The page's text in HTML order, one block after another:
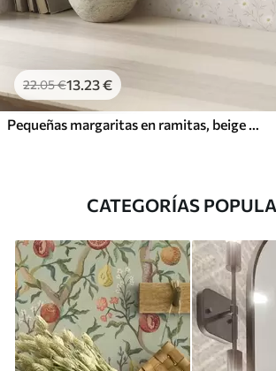
22.05€13.23€
Pequeñas margaritas en ramitas, beige cálido
CATEGORÍAS